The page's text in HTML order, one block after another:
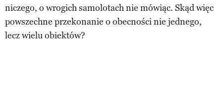
niczego, o wrogich samolotach nie mówiąc. Skąd więc
powszechne przekonanie o obecności nie jednego,
lecz wielu obiektów?